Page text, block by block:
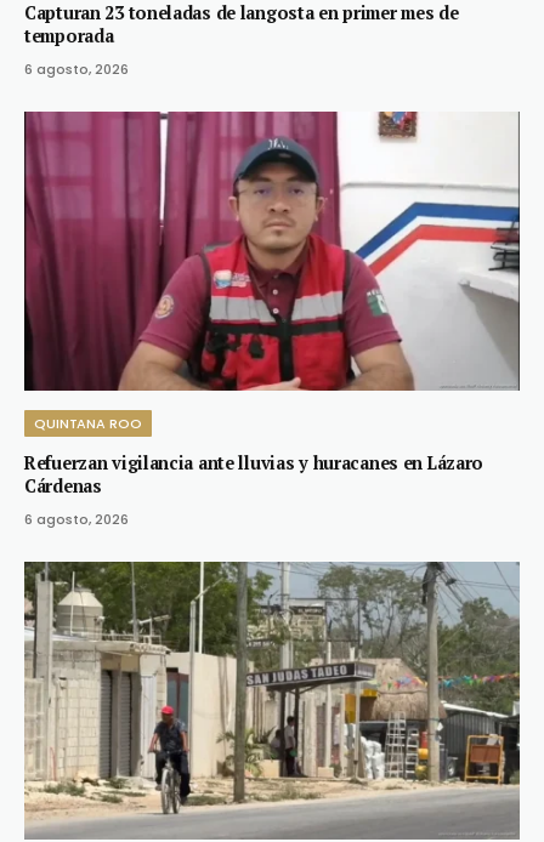
Capturan 23 toneladas de langosta en primer mes de
temporada
6 agosto, 2026
QUINTANA ROO
Refuerzan vigilancia ante lluvias y huracanes en Lázaro
Cárdenas
6 agosto, 2026